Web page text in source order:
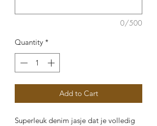
0/500
Quantity *
Add to Cart
Superleuk denim jasje dat je volledig